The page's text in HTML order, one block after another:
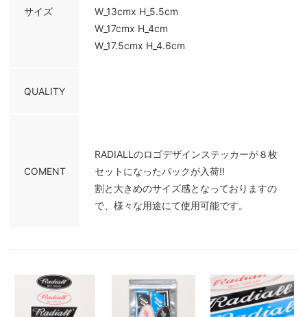
サイズ
W_13cmx H_5.5cm
W_17cmx H_4cm
W_17.5cmx H_4.6cm
QUALITY
COMENT
RADIALLのロゴデザインステッカーが８枚
セットになったパックが入荷!!
割と大きめのサイズ感となっておりますの
で、様々な用途にて使用可能です。